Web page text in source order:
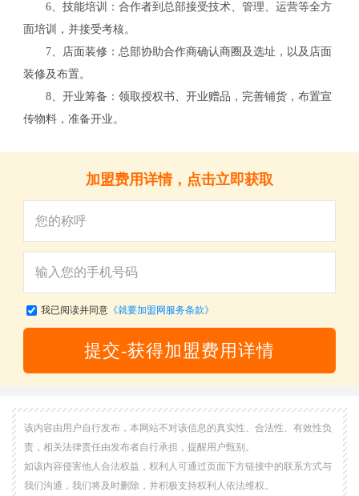
6、技能培训：合作者到总部接受技术、管理、运营等全方
面培训，并接受考核。
7、店面装修：总部协助合作商确认商圈及选址，以及店面
装修及布置。
8、开业筹备：领取授权书、开业赠品，完善铺货，布置宣
传物料，准备开业。
加盟费用详情，点击立即获取
我已阅读并同意《就要加盟网服务条款》
提交-获得加盟费用详情
该内容由用户自行发布，本网站不对该信息的真实性、合法性、有效性负
责，相关法律责任由发布者自行承担，提醒用户甄别。
如该内容侵害他人合法权益，权利人可通过页面下方链接中的联系方式与
我们沟通，我们将及时删除，并积极支持权利人依法维权。